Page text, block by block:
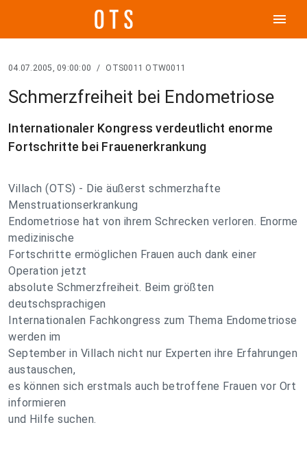
menu
04.07.2005, 09:00:00 / OTS0011 OTW0011
Schmerzfreiheit bei Endometriose
Internationaler Kongress verdeutlicht enorme
Fortschritte bei Frauenerkrankung
Villach (OTS) - Die äußerst schmerzhafte
Menstruationserkrankung
Endometriose hat von ihrem Schrecken verloren. Enorme
medizinische
Fortschritte ermöglichen Frauen auch dank einer
Operation jetzt
absolute Schmerzfreiheit. Beim größten
deutschsprachigen
Internationalen Fachkongress zum Thema Endometriose
werden im
September in Villach nicht nur Experten ihre Erfahrungen
austauschen,
es können sich erstmals auch betroffene Frauen vor Ort
informieren
und Hilfe suchen.